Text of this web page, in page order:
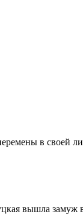
в своей
вышла замуж